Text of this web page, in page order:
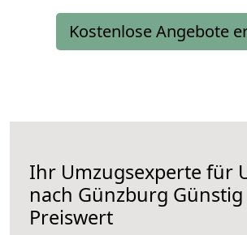
Kostenlose Angebote
Ihr Umzugsexperte für
nach Günzburg
Preiswert